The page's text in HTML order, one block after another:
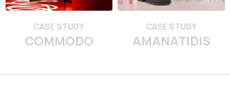
CASE STUDY
COMMODO
CASE STUDY
AMANATIDIS